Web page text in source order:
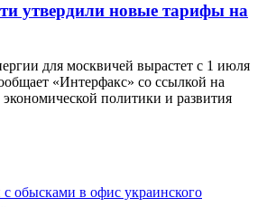
утвердили новые тарифы на
для москвичей вырастет с 1 июля
«Интерфакс» со ссылкой на
экономической политики и развития